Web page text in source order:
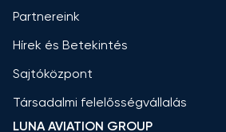
Partnereink
Hírek és Betekintés
Sajtóközpont
Társadalmi felelősségvállalás
LUNA AVIATION GROUP